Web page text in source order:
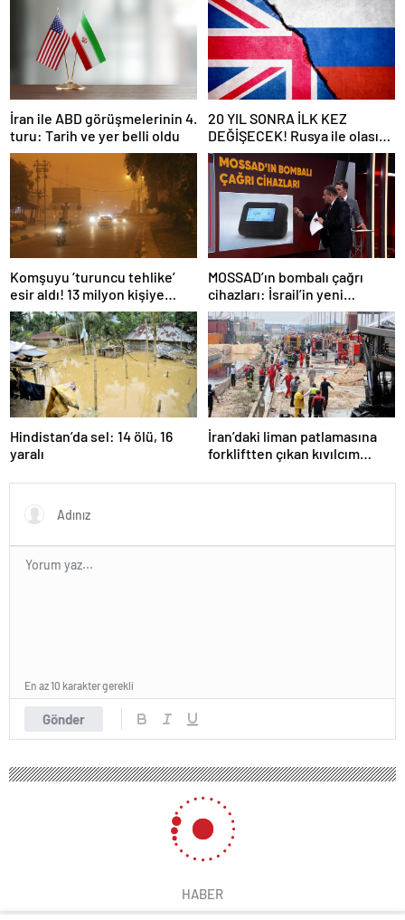
İran ile ABD görüşmelerinin 4.
turu: Tarih ve yer belli oldu
20 YIL SONRA İLK KEZ
DEĞİŞECEK! Rusya ile olası
savaş… İngiltere’nin gizli
planı güncelleniyor!
Komşuyu ‘turuncu tehlike’
esir aldı! 13 milyon kişiye
“evde kalın” uyarısı…
MOSSAD’ın bombalı çağrı
cihazları: İsrail’in yeni
suikastını MİT önledi
Hindistan’da sel: 14 ölü, 16
yaralı
İran’daki liman patlamasına
forkliftten çıkan kıvılcım
Gönder
En az 10 karakter gerekli
HABER